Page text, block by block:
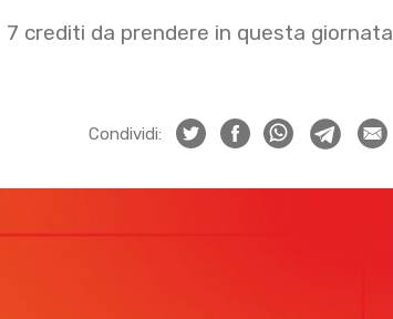
crediti da prendere in questa giornata
Condividi: